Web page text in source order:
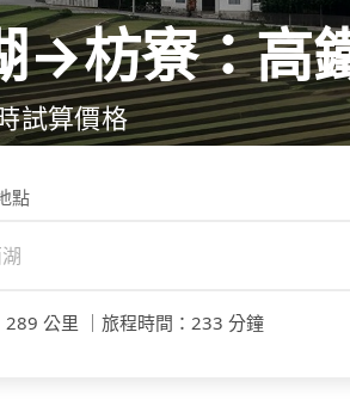
→枋寮：高
試算價格
點
289 公里 旅程時間 ： 233 分鐘